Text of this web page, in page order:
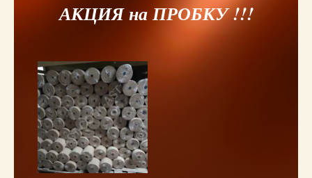
АКЦИЯ на ПРОБКУ !!!